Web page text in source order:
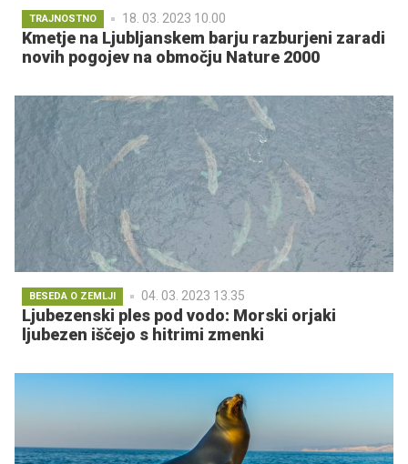
TRAJNOSTNO 18. 03. 2023 10.00
Kmetje na Ljubljanskem barju razburjeni zaradi
novih pogojev na območju Nature 2000
BESEDA O ZEMLJI 04. 03. 2023 13.35
Ljubezenski ples pod vodo: Morski orjaki
ljubezen iščejo s hitrimi zmenki